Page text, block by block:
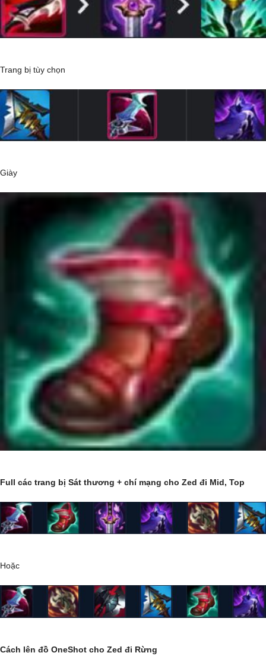
Trang bị tùy chọn
Giày
Full các trang bị Sát thương + chí mạng cho Zed đi Mid, Top
Hoặc
Cách lên đồ OneShot cho Zed đi Rừng